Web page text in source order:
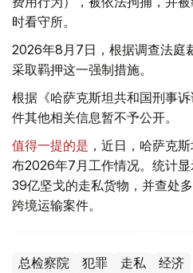
时看守所。
2026年8月7日，根据调查法庭
采取羁押这一强制措施。
根据《哈萨克斯坦共和国刑事
件其他相关信息暂不予公开。
值得一提的是 ，近日，哈萨克
布2026年7月工作情况。统计
39亿坚戈的走私货物，并查处
跨境运输案件。
总检察院 犯罪 走私 经济